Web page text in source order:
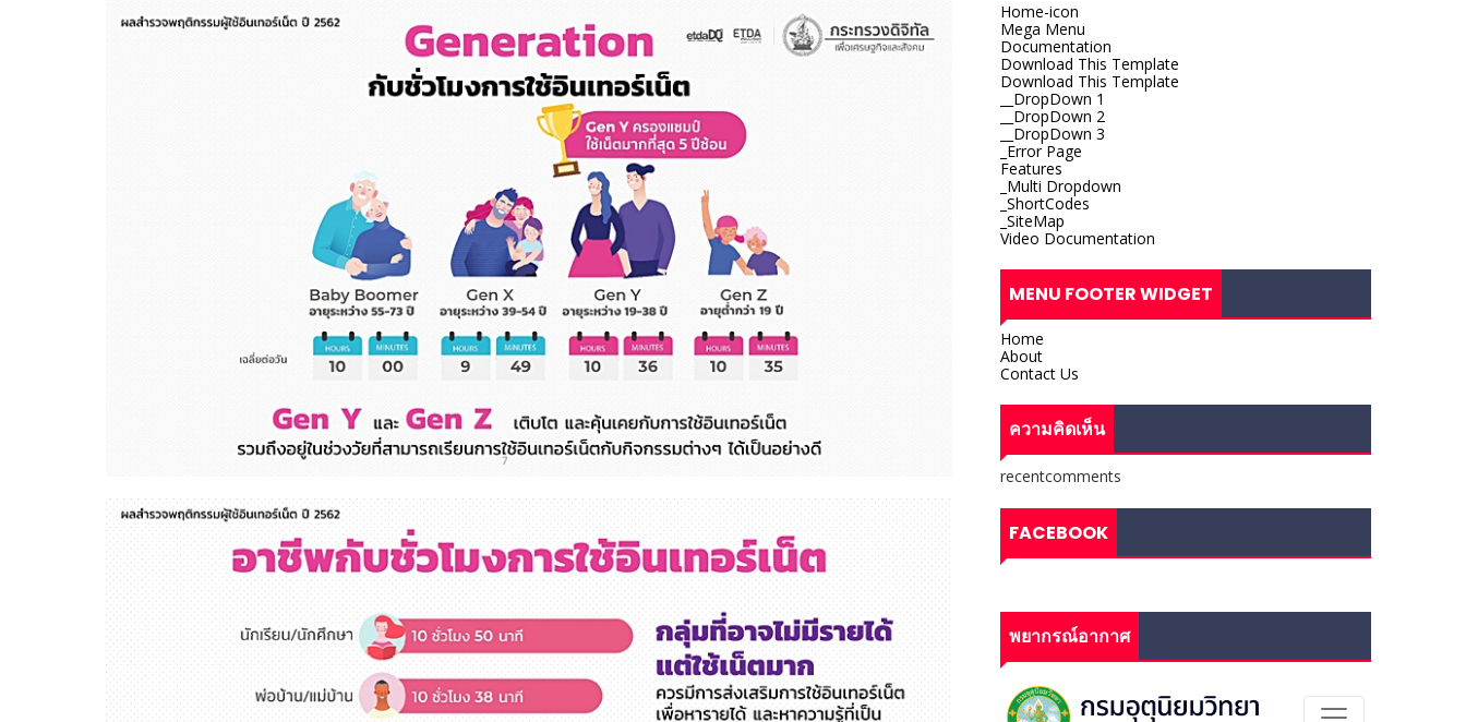
Home-icon
Mega Menu
Documentation
Download This Template
Download This Template
__DropDown 1
__DropDown 2
__DropDown 3
_Error Page
Features
_Multi Dropdown
_ShortCodes
_SiteMap
Video Documentation
MENU FOOTER WIDGET
Home
About
Contact Us
ความคิดเห็น
recentcomments
FACEBOOK
พยากรณ์อากาศ